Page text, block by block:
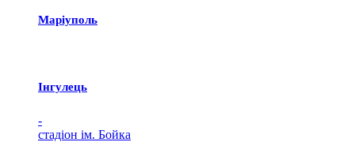
Маріуполь
Iнгулець
-
стадіон ім. Бойка